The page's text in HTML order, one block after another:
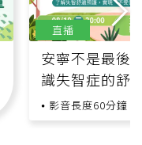
安寧不是最後
識失智症的舒
影音長度60分鐘
直播